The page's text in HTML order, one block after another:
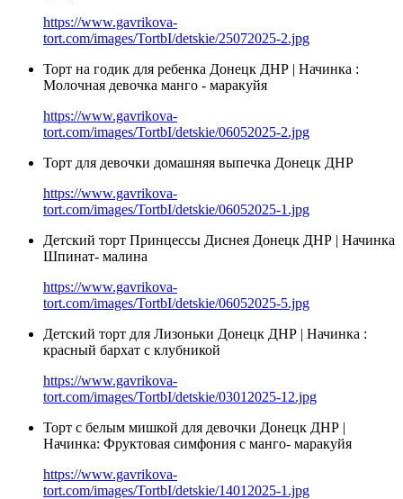
https://www.gavrikova-
tort.com/images/TortbI/detskie/25072025-2.jpg
Торт на годик для ребенка Донецк ДНР | Начинка :
Молочная девочка манго - маракуйя
https://www.gavrikova-
tort.com/images/TortbI/detskie/06052025-2.jpg
Торт для девочки домашняя выпечка Донецк ДНР
https://www.gavrikova-
tort.com/images/TortbI/detskie/06052025-1.jpg
Детский торт Принцессы Диснея Донецк ДНР | Начинка
Шпинат- малина
https://www.gavrikova-
tort.com/images/TortbI/detskie/06052025-5.jpg
Детский торт для Лизоньки Донецк ДНР | Начинка :
красный бархат с клубникой
https://www.gavrikova-
tort.com/images/TortbI/detskie/03012025-12.jpg
Торт с белым мишкой для девочки Донецк ДНР |
Начинка: Фруктовая симфония с манго- маракуйя
https://www.gavrikova-
tort.com/images/TortbI/detskie/14012025-1.jpg